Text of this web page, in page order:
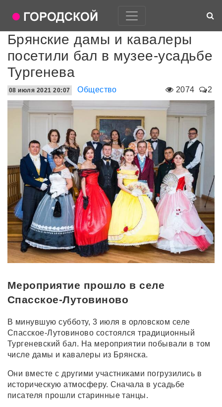
Брянские дамы и кавалеры
посетили бал в музее-усадьбе
Тургенева
2074 2
08 июля 2021 20:07 Общество
Мероприятие прошло в селе
Спасское-Лутовиново
В минувшую субботу, 3 июля в орловском селе
Спасское-Лутовиново состоялся традиционный
Тургеневский бал. На мероприятии побывали в том
числе дамы и кавалеры из Брянска.
Они вместе с другими участниками погрузились в
историческую атмосферу. Сначала в усадьбе
писателя прошли старинные танцы.